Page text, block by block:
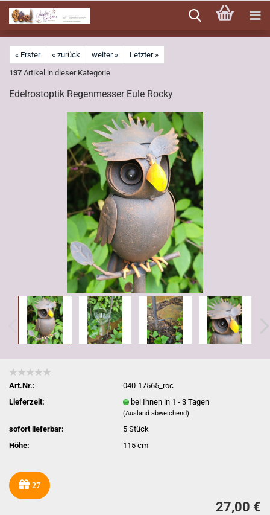
zum
Hauptinhalt
« Erster « zurück weiter »
Letzter »
137 Artikel in dieser Kategorie
Edelrostoptik Regenmesser Eule Rocky
Art.Nr.:
040-17565_roc
Lieferzeit:
bei Ihnen in 1 - 3 Tagen
(Ausland abweichend)
sofort lieferbar: 5Stück
Höhe:
115 cm
27
27,00 €